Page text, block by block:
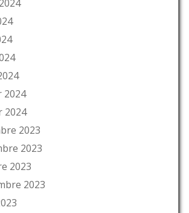
2024
2024
2023
2023
2023
2023